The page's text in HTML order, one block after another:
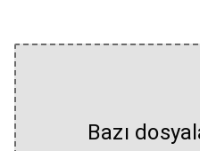
Bazı